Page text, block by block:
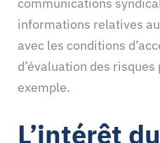
communications
informations relatives
avec les conditions
d’évaluation des
exemple.
L’intérêt